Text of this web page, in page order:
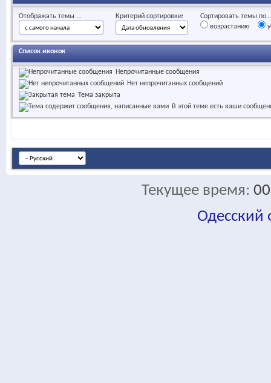
Отображать темы ... Критерий сортировки:
Сортировать темы по...
возрастанию
Список иконок
Непрочитанные сообщения
Нет непрочитанных сообщений
Тема закрыта
В этой теме есть ваши
Текущее время:
Одесский